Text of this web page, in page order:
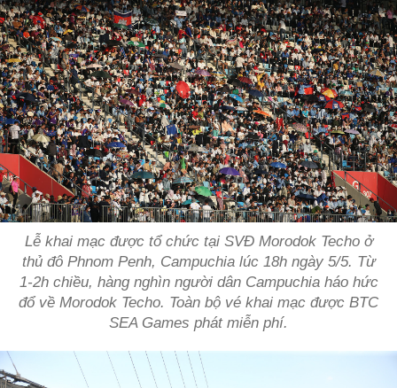
Lễ khai mạc được tổ chức tại SVĐ Morodok Techo ở
thủ đô Phnom Penh, Campuchia lúc 18h ngày 5/5. Từ
1-2h chiều, hàng nghìn người dân Campuchia háo hức
đổ về Morodok Techo. Toàn bộ vé khai mạc được BTC
SEA Games phát miễn phí.